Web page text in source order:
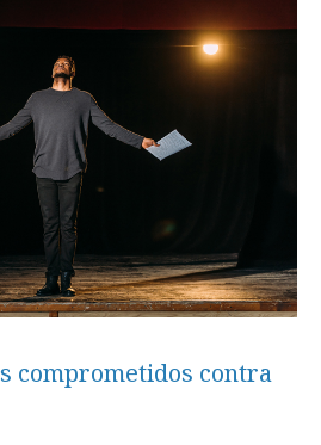
comprometidos contra